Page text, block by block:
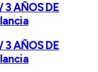
3 AÑOS DE
3 AÑOS DE